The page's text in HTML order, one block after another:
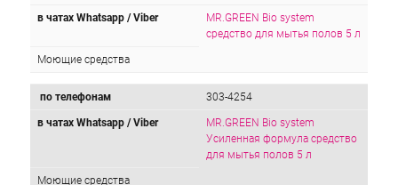
в чатах Whatsapp / Viber
MR.GREEN Bio system
средство для мытья полов 5 л
Моющие средства
по телефонам 303-4254
в чатах Whatsapp / Viber
MR.GREEN Bio system
Усиленная формула средство
для мытья полов 5 л
Моющие средства